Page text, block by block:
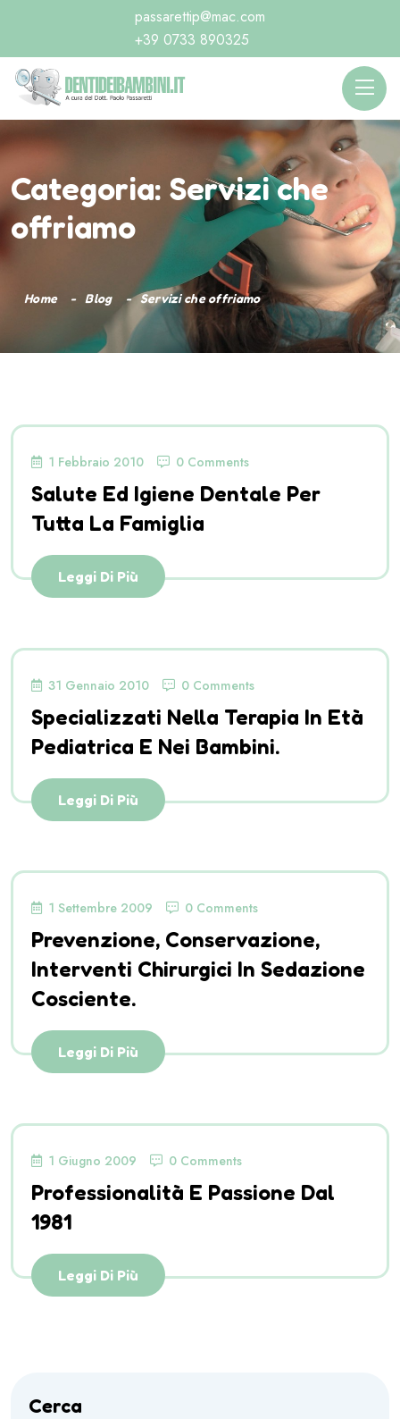
passarettip@mac.com
+39 0733 890325
Categoria: Servizi che
offriamo
Home Blog Servizi che offriamo
1 Febbraio 2010 0 Comments
Salute Ed Igiene Dentale Per
Tutta La Famiglia
Leggi Di Più
31 Gennaio 2010 0 Comments
Specializzati Nella Terapia In Età
Pediatrica E Nei Bambini.
Leggi Di Più
1 Settembre 2009 0 Comments
Prevenzione, Conservazione,
Interventi Chirurgici In Sedazione
Cosciente.
Leggi Di Più
1 Giugno 2009 0 Comments
Professionalità E Passione Dal
1981
Leggi Di Più
Cerca